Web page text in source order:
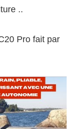
..
Pro fait par